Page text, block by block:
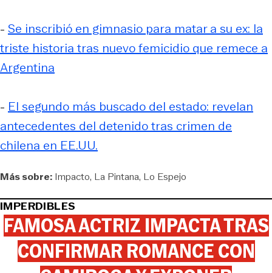
- Se inscribió en gimnasio para matar a su ex: la
triste historia tras nuevo femicidio que remece a
Argentina
- El segundo más buscado del estado: revelan
antecedentes del detenido tras crimen de
chilena en EE.UU.
Más sobre: Impacto La Pintana Lo Espejo
IMPERDIBLES
FAMOSA ACTRIZ IMPACTA TRAS
CONFIRMAR ROMANCE CON